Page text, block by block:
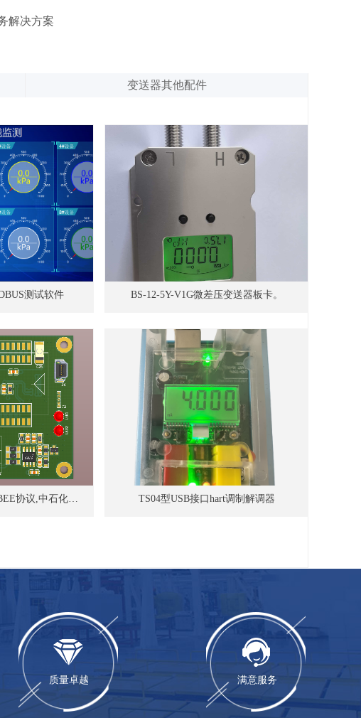
解决方案
变送器其他配件
测试软件 BS-12-5Y-V1G微差压变送器板卡。
协议,中石化协
TS04型USB接口hart调制解调器
质量卓越 满意服务